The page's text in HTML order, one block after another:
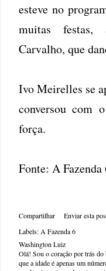
esteve no
muitas
Carvalho, que
Ivo Meirelles se
conversou com
força.
Fonte: A Fazenda
Compartilhar
Enviar esta
Labels: A Fazenda 6
Washington Luiz
Olá! Sou o coração por trás
que a idade é apenas um